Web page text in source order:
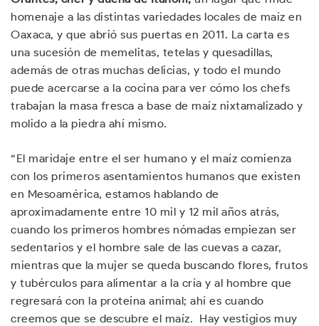
homenaje a las distintas variedades locales de maíz en
Oaxaca, y que abrió sus puertas en 2011. La carta es
una sucesión de memelitas, tetelas y quesadillas,
además de otras muchas delicias, y todo el mundo
puede acercarse a la cocina para ver cómo los chefs
trabajan la masa fresca a base de maíz nixtamalizado y
molido a la piedra ahí mismo.
“El maridaje entre el ser humano y el maíz comienza
con los primeros asentamientos humanos que existen
en Mesoamérica, estamos hablando de
aproximadamente entre 10 mil y 12 mil años atrás,
cuando los primeros hombres nómadas empiezan ser
sedentarios y el hombre sale de las cuevas a cazar,
mientras que la mujer se queda buscando flores, frutos
y tubérculos para alimentar a la cría y al hombre que
regresará con la proteína animal; ahí es cuando
creemos que se descubre el maíz. Hay vestigios muy